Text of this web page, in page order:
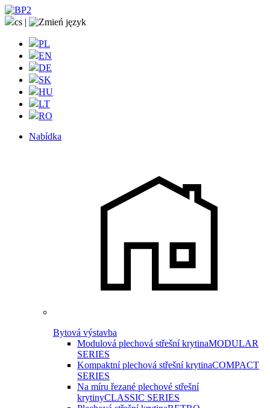
cs |
PL
EN
DE
SK
HU
LT
RO
Nabídka
Bytová výstavba
Modulová plechová střešní krytinaMODULAR
SERIES
Kompaktní plechová střešní krytinaCOMPACT
SERIES
Na míru řezané plechové střešní
krytinyCLASSIC SERIES